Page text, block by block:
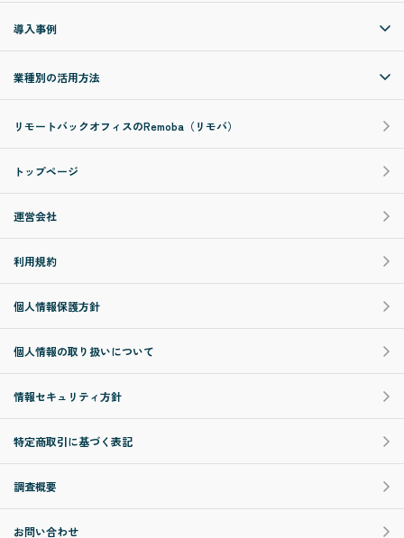
導入事例
業種別の活用方法
リモートバックオフィスのRemoba（リモバ）
トップページ
運営会社
利用規約
個人情報保護方針
個人情報の取り扱いについて
情報セキュリティ方針
特定商取引に基づく表記
調査概要
お問い合わせ